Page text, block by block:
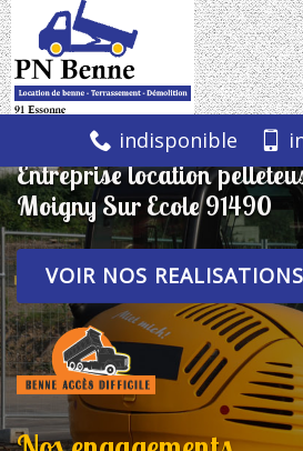
indisponible
Entreprise location
Moigny Sur Ecole 91490
VOIR NOS REALISATIONS